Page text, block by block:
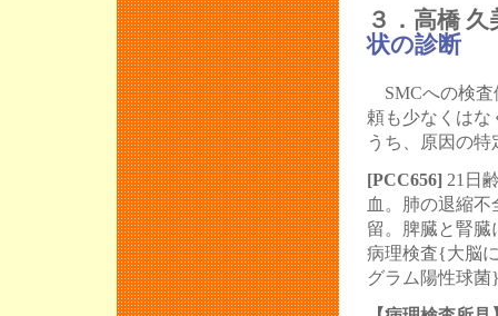
３．高橋
状の診断
SMCへの検査
頼も少なくはな
うち、原因の
[PCC656] 21日
血。肺の退縮
留。脾臓と腎
病理検査{大脳
グラム陽性球菌